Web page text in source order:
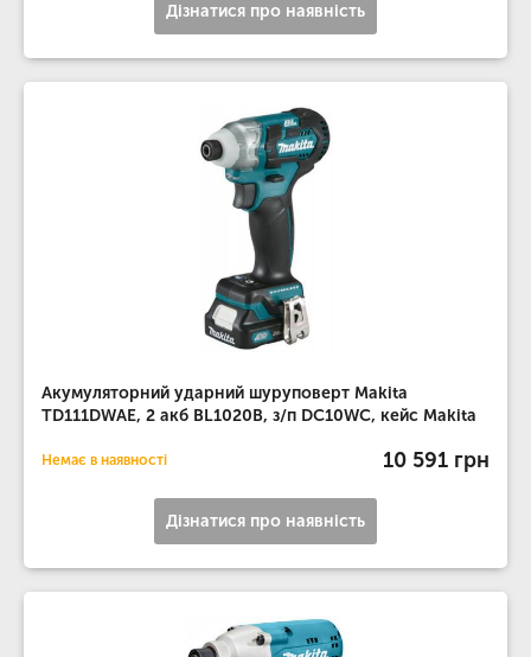
Дізнатися про наявність
Акумуляторний ударний шуруповерт Makita
TD111DWAE, 2 акб BL1020B, з/п DC10WC, кейс Makita
Немає в наявності 10 591 грн
Дізнатися про наявність